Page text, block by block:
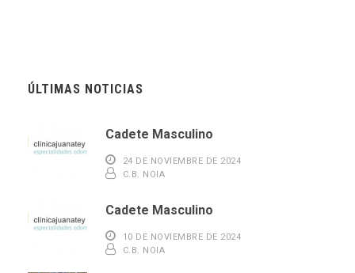
ÚLTIMAS NOTICIAS
Cadete Masculino
24 DE NOVIEMBRE DE 2024
C.B. NOIA
Cadete Masculino
10 DE NOVIEMBRE DE 2024
C.B. NOIA